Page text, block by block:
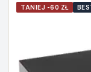
TANIEJ -60 ZŁ